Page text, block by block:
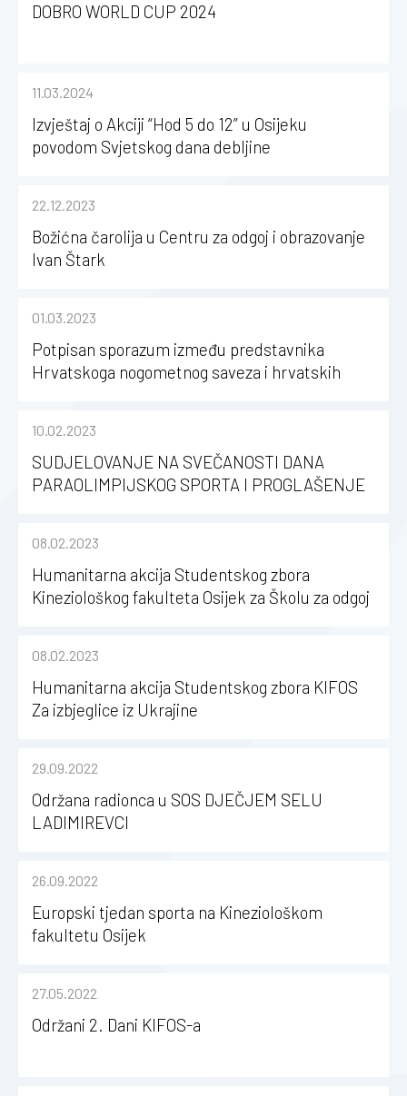
DOBRO WORLD CUP 2024
11.03.2024
Izvještaj o Akciji “Hod 5 do 12” u Osijeku
povodom Svjetskog dana debljine
22.12.2023
Božićna čarolija u Centru za odgoj i obrazovanje
Ivan Štark
01.03.2023
Potpisan sporazum između predstavnika
Hrvatskoga nogometnog saveza i hrvatskih
10.02.2023
SUDJELOVANJE NA SVEČANOSTI DANA
PARAOLIMPIJSKOG SPORTA I PROGLAŠENJE
08.02.2023
Humanitarna akcija Studentskog zbora
Kineziološkog fakulteta Osijek za Školu za odgoj
08.02.2023
Humanitarna akcija Studentskog zbora KIFOS
Za izbjeglice iz Ukrajine
29.09.2022
Održana radionca u SOS DJEČJEM SELU
LADIMIREVCI
26.09.2022
Europski tjedan sporta na Kineziološkom
fakultetu Osijek
27.05.2022
Održani 2. Dani KIFOS-a